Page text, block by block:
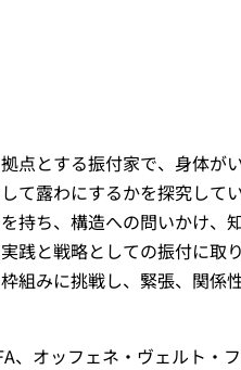
点とする振付家で、身体が
て露わにするかを探究して
持ち、構造への問いかけ、
践と戦略としての振付に取
組みに挑戦し、緊張、関係
、オッフェネ・ヴェルト・